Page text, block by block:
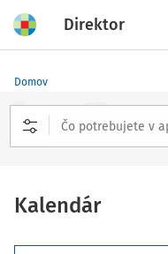
Direktor
Domov
Kalendár